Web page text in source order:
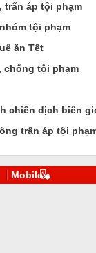
trấn áp tội phạm
tội phạm
ăn Tết
chống tội phạm
chiến dịch biên
trấn áp tội
Mobile